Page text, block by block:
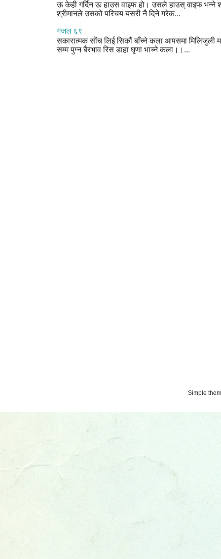
ऊ केही गर्दिन ऊ हाउस वाइफ हो। उसले हाउस् वाइफ भन्ने
श्रीमानले उसको परिचय यसरी नै दिने गरेक...
गजल ६९
सकारात्मक सोंच लिई सिकौं बाँच्ने कला आपसमा मिलिजुली
सम्म पुग्न बैरभाव रिस डाहा घृणा भाच्ने कला।।...
Simple